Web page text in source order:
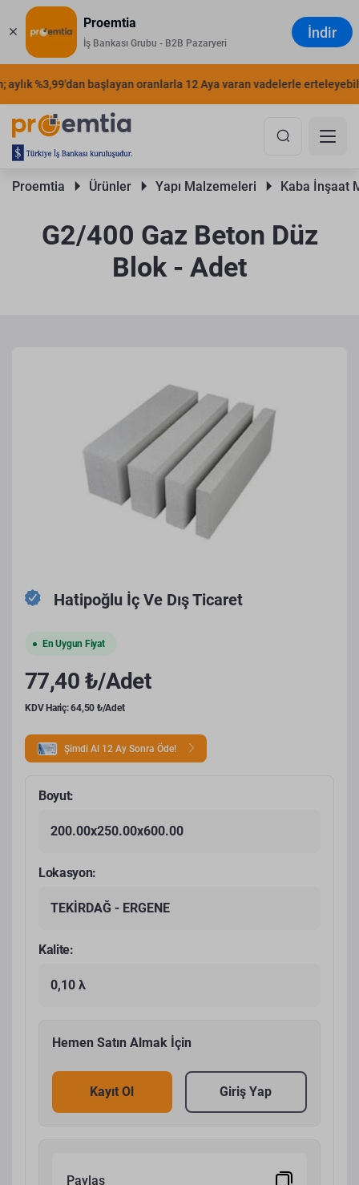
Proemtia
İş Bankası Grubu - B2B Pazaryeri
İndir
%3,99'dan başlayan oranlarla 12 Aya varan vadelerle
Proemtia Ürünler Yapı Malzemeleri Kaba İnşaat
G2/400 Gaz Beton Düz
Blok - Adet
Hatipoğlu İç Ve Dış Ticaret
En Uygun Fiyat
77,40 ₺/Adet
KDV Hariç: 64,50 ₺/Adet
Şimdi Al 12 Ay Sonra Öde!
Boyut:
200.00x250.00x600.00
Lokasyon:
TEKİRDAĞ - ERGENE
Kalite:
0,10 λ
Hemen Satın Almak İçin
Kayıt Ol Giriş Yap
Paylaş